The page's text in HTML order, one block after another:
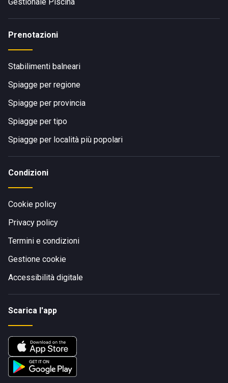
Prenotazioni
Stabilimenti balneari
Spiagge per regione
Spiagge per provincia
Spiagge per tipo
Spiagge per località più popolari
Condizioni
Cookie policy
Privacy policy
Termini e condizioni
Gestione cookie
Accessibilità digitale
Scarica l'app